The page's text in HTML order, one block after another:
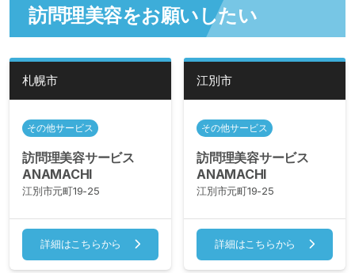
訪問理美容をお願いしたい
札幌市
その他サービス
訪問理美容サービス
ANAMACHI
江別市元町19-25
詳細はこちらから
江別市
その他サービス
訪問理美容サービス
ANAMACHI
江別市元町19-25
詳細はこちらから